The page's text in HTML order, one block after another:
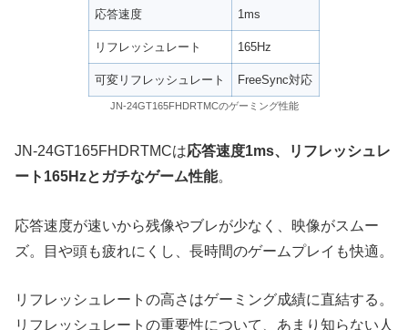
応答速度 1ms
リフレッシュレート 165Hz
可変リフレッシュレート FreeSync対応
JN-24GT165FHDRTMCのゲーミング性能
JN-24GT165FHDRTMCは応答速度1ms、リフレッシュレ
ート165Hzとガチなゲーム性能。
応答速度が速いから残像やブレが少なく、映像がスムー
ズ。目や頭も疲れにくし、長時間のゲームプレイも快適。
リフレッシュレートの高さはゲーミング成績に直結する。
リフレッシュレートの重要性について、あまり知らない人